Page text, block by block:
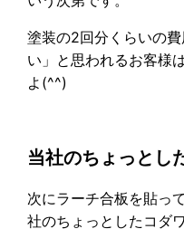
塗装の2回分くらいの
い」と思われるお客様
よ(^^)
当社のちょっとし
次にラーチ合板を貼っ
社のちょっとしたコダ